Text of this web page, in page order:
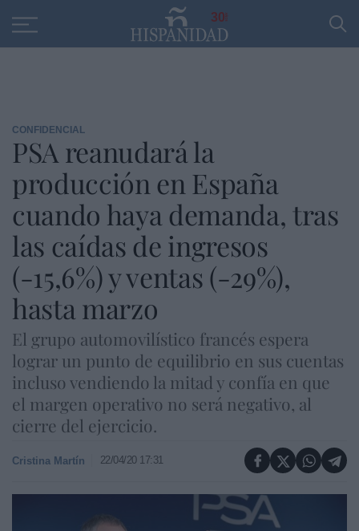
30
CONFIDENCIAL
PSA reanudará la
producción en España
cuando haya demanda, tras
las caídas de ingresos
(-15,6%) y ventas (-29%),
hasta marzo
El grupo automovilístico francés espera
lograr un punto de equilibrio en sus cuentas
incluso vendiendo la mitad y confía en que
el margen operativo no será negativo, al
cierre del ejercicio.
Cristina Martín 22/04/20 17:31